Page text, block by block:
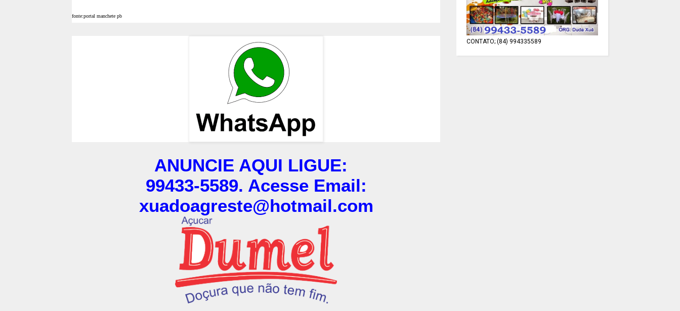
fonte:portal manchete pb
ANUNCIE AQUI LIGUE:
99433-5589. Acesse Email:
xuadoagreste@hotmail.com
CONTATO; (84) 994335589